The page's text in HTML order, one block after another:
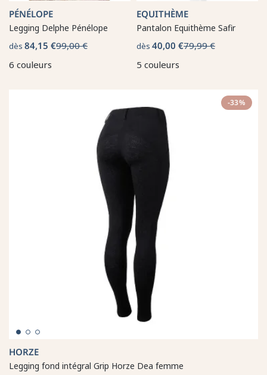
PÉNÉLOPE
Legging Delphe Pénélope
dès 84,15 €99,00 €
6 couleurs
EQUITHÈME
Pantalon Equithème Safir
dès 40,00 €79,99 €
5 couleurs
-33%
HORZE
Legging fond intégral Grip Horze Dea femme